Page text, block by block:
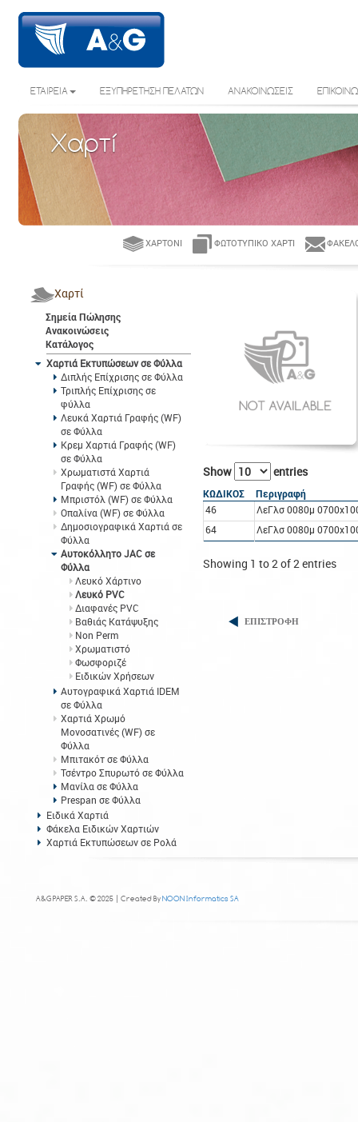
ΕΤΑΙΡΕΙΑ ΕΞΥΠΗΡΕΤΗΣΗ ΠΕΛΑΤΩΝ ΑΝΑΚΟΙΝΩΣΕΙΣ
Χαρτί
ΧΑΡΤΌΝΙ ΦΩΤΟΤΥΠΙΚΌ ΧΑΡΤΊ
Χαρτί
Σημεία Πώλησης
Ανακοινώσεις
Κατάλογος
Χαρτιά Εκτυπώσεων σε Φύλλα
Διπλής Επίχρισης σε Φύλλα
Τριπλής Επίχρισης σε
φύλλα
Λευκά Χαρτιά Γραφής (WF)
σε Φύλλα
Κρεμ Χαρτιά Γραφής (WF)
σε Φύλλα
Χρωματιστά Χαρτιά
Γραφής (WF) σε Φύλλα
Μπριστόλ (WF) σε Φύλλα
Οπαλίνα (WF) σε Φύλλα
Δημοσιογραφικά Χαρτιά σε
Φύλλα
Αυτοκόλλητο JAC σε
Φύλλα
Λευκό Χάρτινο
Λευκό PVC
Διαφανές PVC
Βαθιάς Κατάψυξης
Non Perm
Χρωματιστό
Φωσφοριζέ
Ειδικών Χρήσεων
Αυτογραφικά Χαρτιά IDEM
σε Φύλλα
Χαρτιά Χρωμό
Μονοσατινές (WF) σε
Φύλλα
Μπιτακότ σε Φύλλα
Τσέντρο Σπυρωτό σε Φύλλα
Μανίλα σε Φύλλα
Prespan σε Φύλλα
Ειδικά Χαρτιά
Φάκελα Ειδικών Χαρτιών
Χαρτιά Εκτυπώσεων σε Ρολά
Show entries
ΚΩΔΙΚΟΣ
Περιγραφή
46
ΛεΓλσ 0080μ
64
ΛεΓλσ 0080μ
Showing 1 to 2 of 2 entries
ΕΠΙΣΤΡΟΦΗ
A&G PAPER S.A. © 2025 | Created ByNOON Informatics SA